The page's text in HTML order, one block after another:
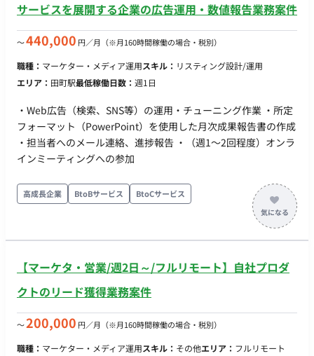
サービスを展開する企業の広告運用・数値報告業務案件
〜440,000 円／月 （※月160時間稼働の場合・税別）
職種： マーケター・メディア運用スキル： リスティング設計/運用
エリア： 田町駅最低稼働日数： 週1日
・Web広告（検索、SNS等）の運用・チューニング作業 ・所定
フォーマット（PowerPoint）を使用した月次成果報告書の作成
・担当者へのメール連絡、進捗報告 ・（週1〜2回程度）オンラ
インミーティングへの参加
高成長企業 BtoBサービス BtoCサービス
【マーケタ・営業/週2日～/フルリモート】自社プロダ
クトのリード獲得業務案件
〜200,000 円／月 （※月160時間稼働の場合・税別）
職種： マーケター・メディア運用スキル： その他エリア： フルリモート